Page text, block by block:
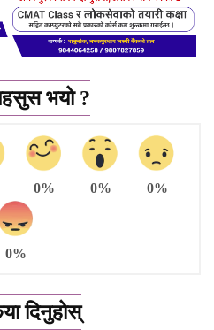
भयो ?
0% 0% 0%
0%
दिनुहोस्